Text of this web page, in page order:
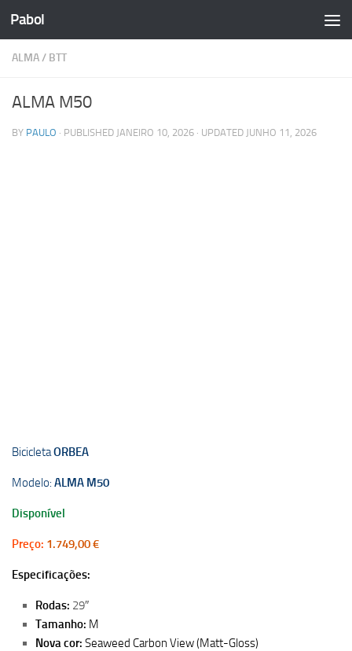
Skip to content
Pabol
ALMA/ BTT
ALMA M50
BY PAULO · PUBLISHED JANEIRO 10, 2026 · UPDATED JUNHO 11, 2026
BicicletaORBEA
Modelo: ALMA M50
Disponível
Preço: 1.749,00 €
Especificações:
Rodas: 29″
Tamanho: M
Nova cor: Seaweed Carbon View (Matt-Gloss)